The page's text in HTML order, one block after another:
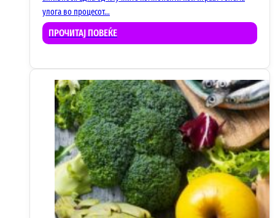
улога во процесот…
ПРОЧИТАЈ ПОВЕЌЕ